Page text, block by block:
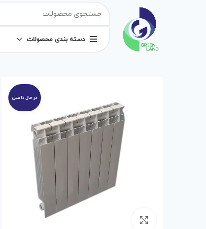
دسته بندی محصولات